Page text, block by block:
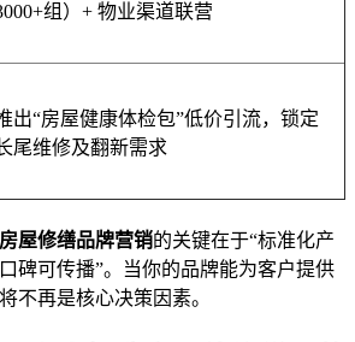
组）+ 物业渠道联营
出“房屋健康体检包”低价引流，锁定
尾维修及翻新需求
房屋修缮品牌营销的关键在于“标准化产
碑可传播”。当你的品牌能为客户提供
不再是核心决策因素。